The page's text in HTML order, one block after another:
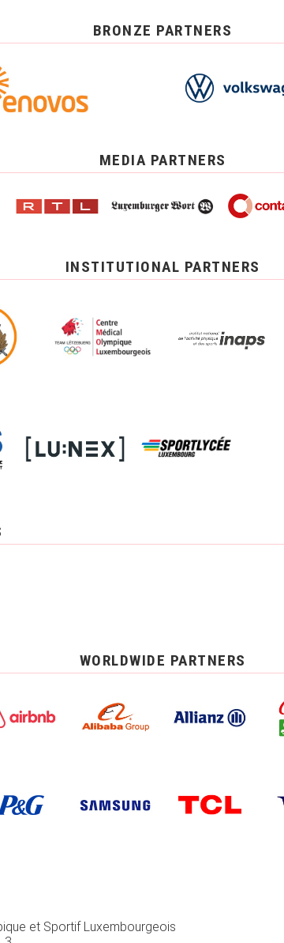
BRONZE PARTNERS
MEDIA PARTNERS
INSTITUTIONAL PARTNERS
WORLDWIDE PARTNERS
et Sportif Luxembourgeois